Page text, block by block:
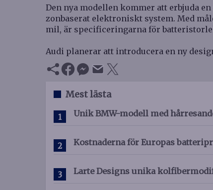
Den nya modellen kommer att erbjuda
zonbaserat elektroniskt system. Med
mil, är specificeringarna för
Audi planerar att introducera en ny
Mest lästa
Unik BMW-modell med
Kostnaderna för Europas
Larte Designs unika